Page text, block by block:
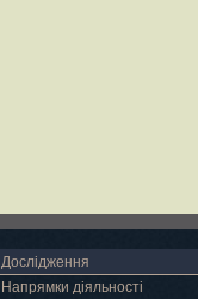
Дослідження
Напрямки діяльності